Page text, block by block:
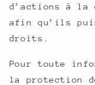
d’actions à la
afin qu’ils
droits.
Pour toute
la protection